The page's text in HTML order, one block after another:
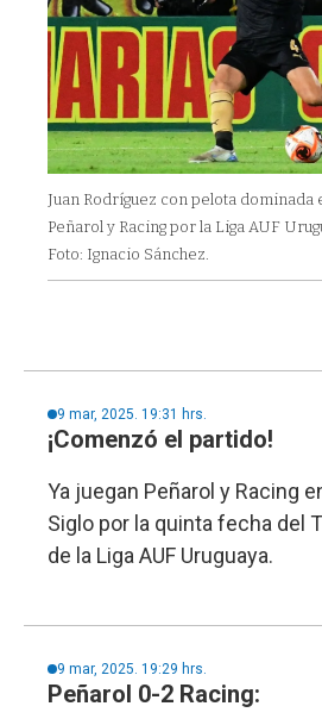
Juan Rodríguez con pelota
Peñarol y Racing por la Liga AUF
Foto: Ignacio Sánchez.
9 mar, 2025. 19:31 hrs.
¡Comenzó el partido!
Ya juegan Peñarol y Racing
Siglo por la quinta fecha del
de la Liga AUF Uruguaya.
9 mar, 2025. 19:29 hrs.
Peñarol 0-2 Racing: